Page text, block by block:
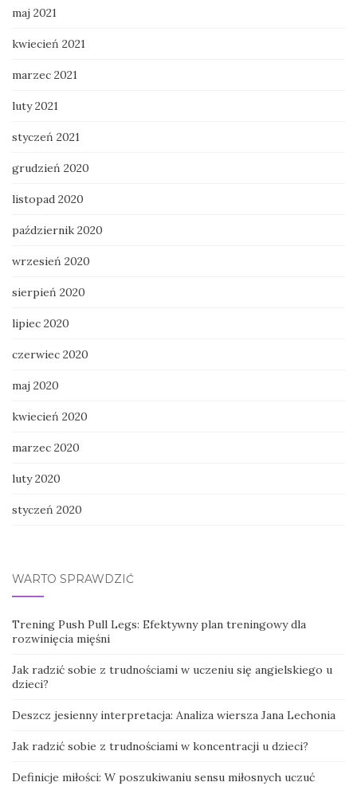
maj 2021
kwiecień 2021
marzec 2021
luty 2021
styczeń 2021
grudzień 2020
listopad 2020
październik 2020
wrzesień 2020
sierpień 2020
lipiec 2020
czerwiec 2020
maj 2020
kwiecień 2020
marzec 2020
luty 2020
styczeń 2020
WARTO SPRAWDZIĆ
Trening Push Pull Legs: Efektywny plan treningowy dla
rozwinięcia mięśni
Jak radzić sobie z trudnościami w uczeniu się angielskiego u
dzieci?
Deszcz jesienny interpretacja: Analiza wiersza Jana Lechonia
Jak radzić sobie z trudnościami w koncentracji u dzieci?
Definicje miłości: W poszukiwaniu sensu miłosnych uczuć